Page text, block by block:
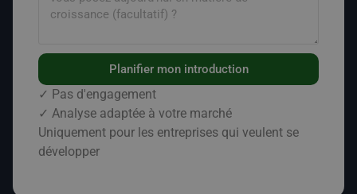
Planifier mon introduction
✓ Pas d'engagement
✓ Analyse adaptée à votre marché
Uniquement pour les entreprises qui veulent se
développer